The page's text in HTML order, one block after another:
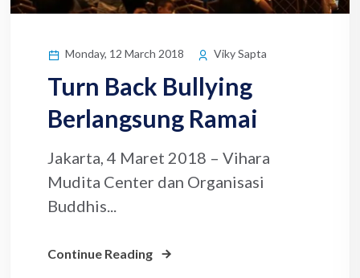
Monday, 12 March 2018 Viky Sapta
Turn Back Bullying
Berlangsung Ramai
Jakarta, 4 Maret 2018 – Vihara
Mudita Center dan Organisasi
Buddhis...
Continue Reading